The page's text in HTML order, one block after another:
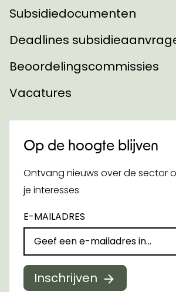
Subsidiedocumenten
Deadlines
Beoordelingscommissies
Vacatures
Op de hoogte blijven
Ontvang nieuws over de sector
je interesses
E-MAILADRES
Inschrijven